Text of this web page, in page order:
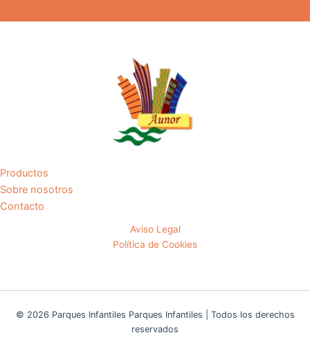
Productos
Sobre nosotros
Contacto
Aviso Legal
Política de Cookies
© 2026 Parques Infantiles Parques Infantiles | Todos los derechos
reservados